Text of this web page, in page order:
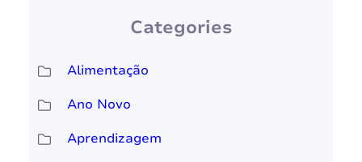
Categories
Alimentação
Ano Novo
Aprendizagem